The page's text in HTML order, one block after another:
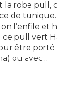
la robe pull,
de tunique.
l’enfile et
ce pull vert
être porté
ou avec…